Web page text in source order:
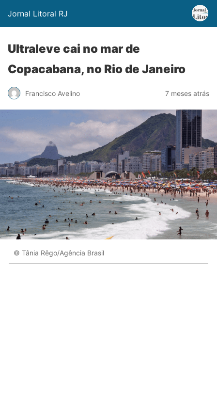
Jornal Litoral RJ
Ultraleve cai no mar de
Copacabana, no Rio de Janeiro
Francisco Avelino 7 meses atrás
© Tânia Rêgo/Agência Brasil